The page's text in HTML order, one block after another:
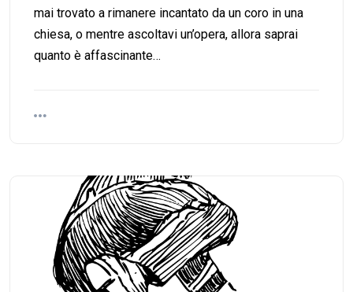
mai trovato a rimanere incantato da un coro in una
chiesa, o mentre ascoltavi un’opera, allora saprai
quanto è affascinante…